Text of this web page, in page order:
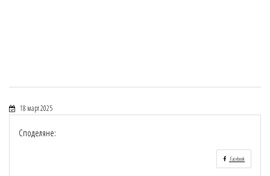
18 март 2025
Споделяне:
Facebook